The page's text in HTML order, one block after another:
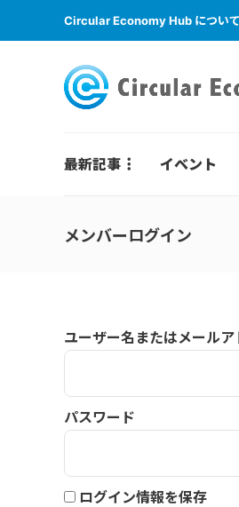
Circular Economy Hub について
最新記事 イベント
メンバーログイン
ユーザー名またはメールア
パスワード
ログイン情報を保存